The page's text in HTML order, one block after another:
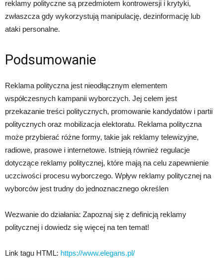
reklamy polityczne są przedmiotem kontrowersji i krytyki,
zwłaszcza gdy wykorzystują manipulację, dezinformację lub
ataki personalne.
Podsumowanie
Reklama polityczna jest nieodłącznym elementem
współczesnych kampanii wyborczych. Jej celem jest
przekazanie treści politycznych, promowanie kandydatów i partii
politycznych oraz mobilizacja elektoratu. Reklama polityczna
może przybierać różne formy, takie jak reklamy telewizyjne,
radiowe, prasowe i internetowe. Istnieją również regulacje
dotyczące reklamy politycznej, które mają na celu zapewnienie
uczciwości procesu wyborczego. Wpływ reklamy politycznej na
wyborców jest trudny do jednoznacznego określen
Wezwanie do działania: Zapoznaj się z definicją reklamy
politycznej i dowiedz się więcej na ten temat!
Link tagu HTML: https://www.elegans.pl/